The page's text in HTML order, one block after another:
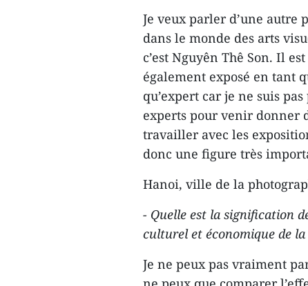
Je veux parler d’une autre
dans le monde des arts
c’est Nguyên Thê Son. Il
également exposé en tant
qu’expert car je ne suis
experts pour venir donner
travailler avec les
donc une figure très
Hanoi, ville de la
- Quelle est la signification
culturel et économique de
Je ne peux pas vraiment